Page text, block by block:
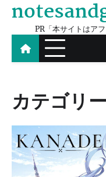
Skip
contentPR「本サイトはア
カテゴリ